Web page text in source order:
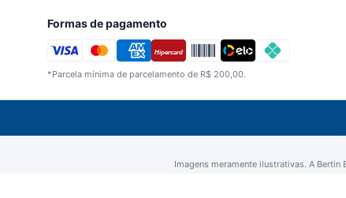
Formas de pagamento
Hipercard
*Parcela mínima de parcelamento de R$ 200,00.
Imagens meramente ilustrativas. A